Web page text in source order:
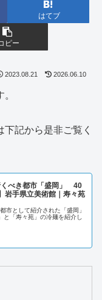
はてブ
ピー
2023.08.21 2026.06.10
記から是非ご覧く
くべき都市「盛岡」 40
岩手県立美術館｜寿々苑
市として紹介された「盛岡」
「寿々苑」の冷麺を紹介し